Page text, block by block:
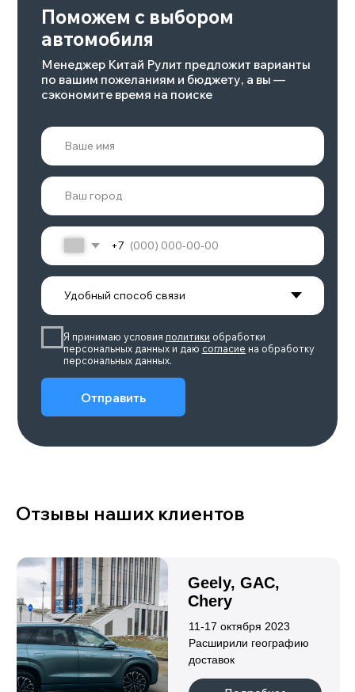
POLAR STONE 01
Полный
Привод
до 1338
LEOPARD 5
687
Мощность, л.с.
5
Количество мест
Полный
Привод
1,5
Объем двигателя
Запас хода, км
Количество мест
Подробнее
240
422-789
100
Батарея, квтч
Количество мест